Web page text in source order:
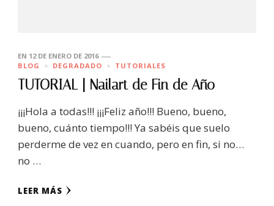
EN 12 DE ENERO DE 2016
BLOG
DEGRADADO TUTORIALES
TUTORIAL | Nailart de Fin de Año
¡¡¡Hola a todas!!! ¡¡¡Feliz año!!! Bueno, bueno,
bueno, cuánto tiempo!!! Ya sabéis que suelo
perderme de vez en cuando, pero en fin, si no…
no …
LEER MÁS